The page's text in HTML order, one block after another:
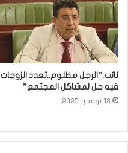
نائب:”الرجل مظلوم..تعدد الزوجات
فيه حل لمشاكل المجتمع”
18 نوفمبر 2025